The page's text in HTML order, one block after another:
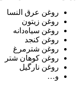
روغن عرق النسا
روغن زیتون
روغن سیاه‌دانه
روغن کنجد
روغن شترمرغ
روغن کوهان شتر
روغن نارگیل
و…